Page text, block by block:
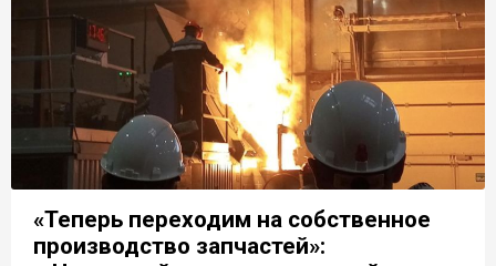
«Теперь переходим на собственное
производство запчастей»: